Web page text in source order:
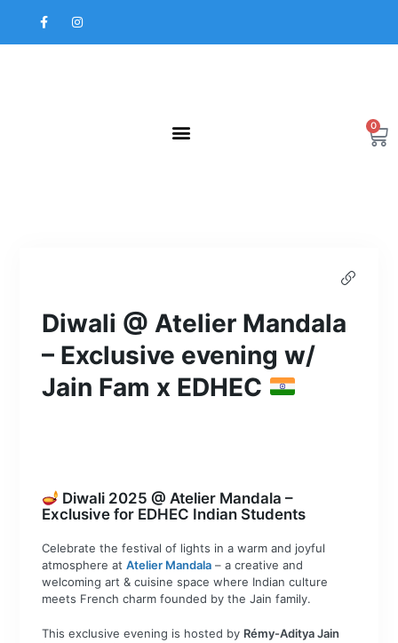
F
a
I
n
0
Diwali @ Atelier Mandala
– Exclusive evening w/
Jain Fam x EDHEC
Diwali 2025 @ Atelier Mandala –
Exclusive for EDHEC Indian Students
Celebrate the festival of lights in a warm and joyful
atmosphere atAtelier Mandala – a creative and
welcoming art & cuisine space where Indian culture
meets French charm founded by the Jain family.
This exclusive evening is hosted by Rémy-Aditya Jain